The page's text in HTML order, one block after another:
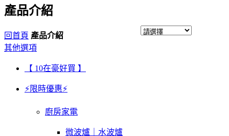
產品介紹
回首頁 產品介紹
其他選項
【 10在豪好買 】
⚡限時優惠⚡
廚房家電
微波爐｜水波爐